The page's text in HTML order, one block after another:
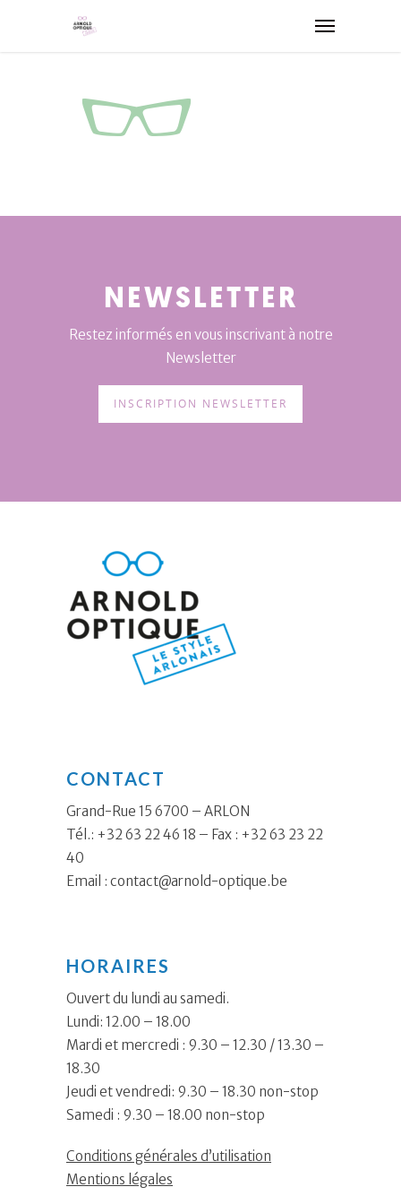
NEWSLETTER
Restez informés en vous inscrivant à notre
Newsletter
INSCRIPTION NEWSLETTER
CONTACT
Grand-Rue 15 6700 – ARLON
Tél.: +32 63 22 46 18 – Fax : +32 63 23 22
40
Email : contact@arnold-optique.be
HORAIRES
Ouvert du lundi au samedi.
Lundi: 12.00 – 18.00
Mardi et mercredi : 9.30 – 12.30 / 13.30 –
18.30
Jeudi et vendredi: 9.30 – 18.30 non-stop
Samedi : 9.30 – 18.00 non-stop
Conditions générales d’utilisation
Mentions légales